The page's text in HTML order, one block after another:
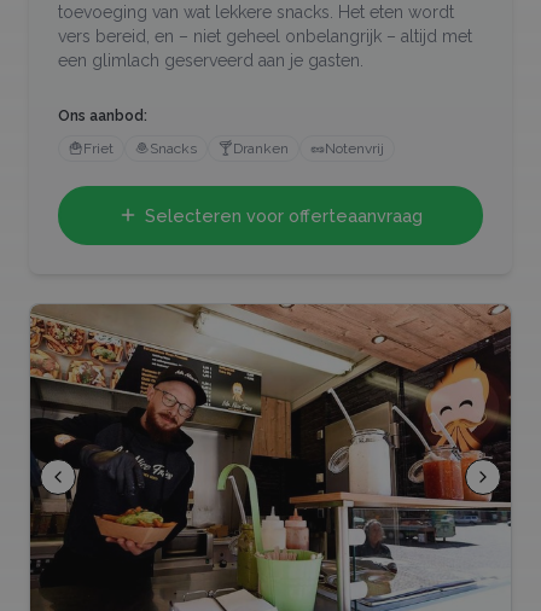
toevoeging van wat lekkere snacks. Het eten wordt
vers bereid, en – niet geheel onbelangrijk – altijd met
een glimlach geserveerd aan je gasten.
Ons aanbod:
🍟Friet 🧆Snacks 🍸Dranken 🥜Notenvrij
Selecteren voor offerteaanvraag